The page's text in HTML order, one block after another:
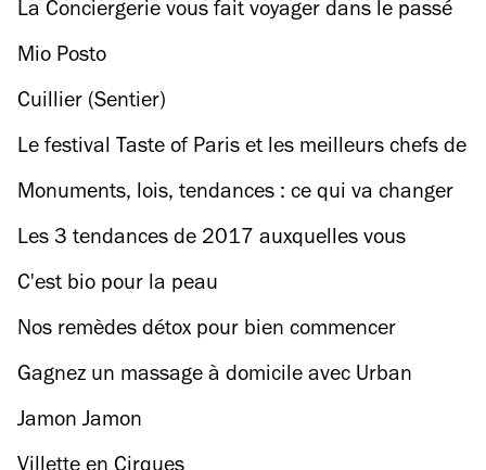
La Conciergerie vous fait voyager dans le passé
avec la réalité augmentée
Mio Posto
Cuillier (Sentier)
Le festival Taste of Paris et les meilleurs chefs de
Paris reviennent au Grand Palais
Monuments, lois, tendances : ce qui va changer
à Paris dès janvier 2017
Les 3 tendances de 2017 auxquelles vous
n'échapperez pas
C'est bio pour la peau
Nos remèdes détox pour bien commencer
l'année
Gagnez un massage à domicile avec Urban
Massage !
Jamon Jamon